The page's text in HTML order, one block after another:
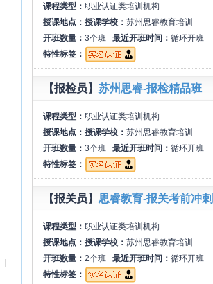
课程类型： 职业认证类培训机构
授课地点： 授课学校： 苏州思睿教育培训
开班数量： 3个班 最近开班时间： 循环开班
特性标签：
【报检员】 苏州思睿-报检精品班
课程类型： 职业认证类培训机构
授课地点： 授课学校： 苏州思睿教育培训
开班数量： 3个班 最近开班时间： 循环开班
特性标签：
【报关员】 思睿教育-报关考前冲
课程类型： 职业认证类培训机构
授课地点： 授课学校： 苏州思睿教育培训
开班数量： 2个班 最近开班时间： 循环开班
特性标签：